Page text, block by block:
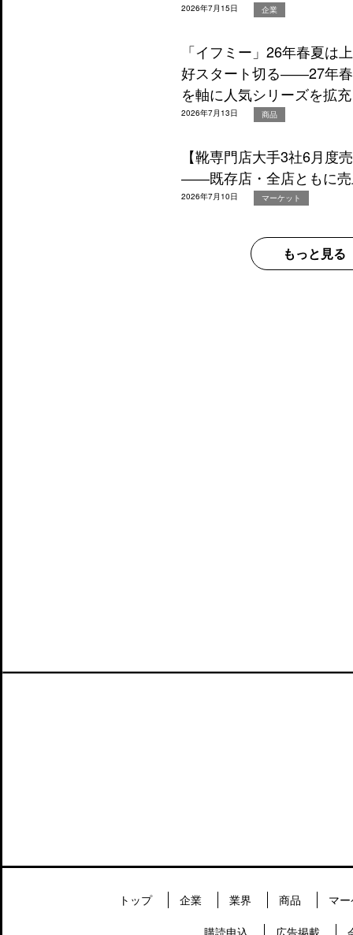
2026年7月15日 企業
「イフミー」26年春夏は
好スタート切る――27年
を軸に人気シリーズを拡充
2026年7月13日 商品
【靴専門店大手3社6月度
――既存店・全店ともに売
2026年7月10日 マーケット
もっと見る
トップ 企業 業界 商品 マ
購読申込 広告掲載